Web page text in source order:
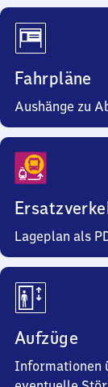
Fahrpläne
Aushänge zu
Lageplan als
Aufzüge
Informationen